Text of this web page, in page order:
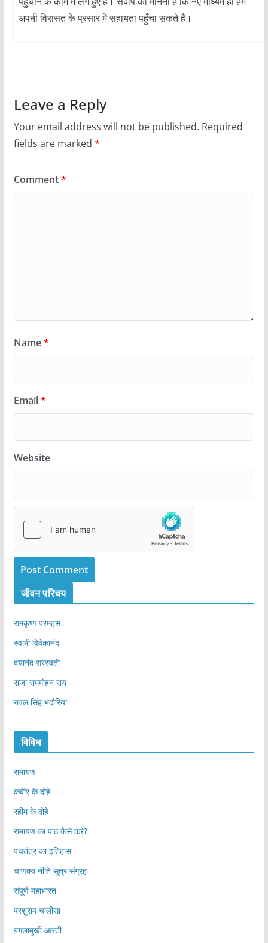
अपनी विरासत के प्रसार में सहायता पहुँचा सकते हैं।
Leave a Reply
Your email address will not be published. Required
fields are marked *
Comment*
Name*
Email*
Website
जीवन परिचय
रामकृष्ण परमहंस
स्वामी विवेकानंद
दयानंद सरस्वती
राजा राममोहन राय
नवल सिंह भदौरिया
विविध
रामायण
कबीर के दोहे
रहीम के दोहे
रामायण का पाठ कैसे करें?
पंचतंत्र का इतिहास
चाणक्य नीति सूत्र संग्रह
संपूर्ण महाभारत
परशुराम चालीसा
बगलामुखी आरती